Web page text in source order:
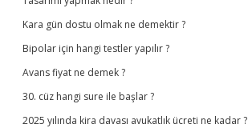
Kara gün dostu olmak ne demektir ?
Bipolar için hangi testler yapılır ?
Avans fiyat ne demek ?
30. cüz hangi sure ile başlar ?
2025 yılında kira davası avukatlık ücreti ne kadar ?